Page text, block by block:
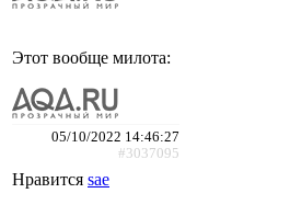
Этот вообще милота:
05/10/2022 14:46:27
#3037095
Нравится sae